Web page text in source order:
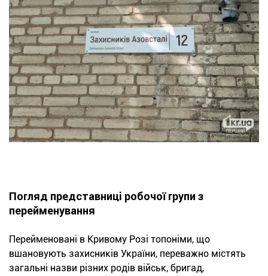
Погляд представниці робочої групи з
перейменування
Перейменовані в Кривому Розі топоніми, що
вшановують захисників України, переважно містять
загальні назви різних родів військ, бригад,